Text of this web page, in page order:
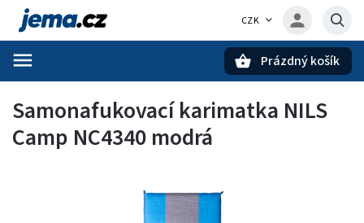
CZK
Prázdný košík
Samonafukovací karimatka NILS
Camp NC4340 modrá